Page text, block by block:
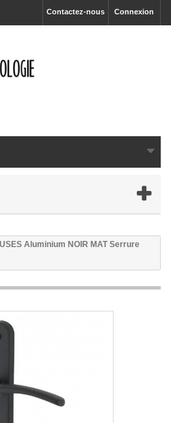
Connexion
Contactez-nous
Aluminium NOIR MAT Serrure